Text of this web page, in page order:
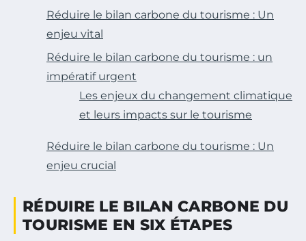
Réduire le bilan carbone du tourisme : Un
enjeu vital
Réduire le bilan carbone du tourisme : un
impératif urgent
Les enjeux du changement climatique
et leurs impacts sur le tourisme
Réduire le bilan carbone du tourisme : Un
enjeu crucial
RÉDUIRE LE BILAN CARBONE DU
TOURISME EN SIX ÉTAPES